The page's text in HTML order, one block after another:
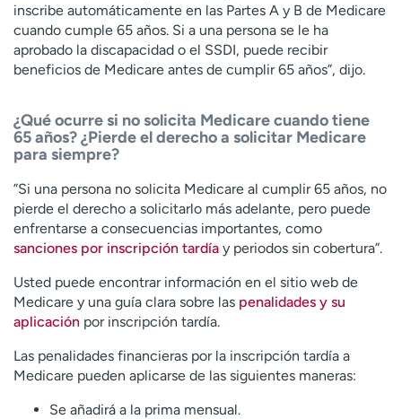
inscribe automáticamente en las Partes A y B de Medicare
cuando cumple 65 años. Si a una persona se le ha
aprobado la discapacidad o el SSDI, puede recibir
beneficios de Medicare antes de cumplir 65 años”, dijo.
¿Qué ocurre si no solicita Medicare cuando tiene
65 años? ¿Pierde el derecho a solicitar Medicare
para siempre?
”Si una persona no solicita Medicare al cumplir 65 años, no
pierde el derecho a solicitarlo más adelante, pero puede
enfrentarse a consecuencias importantes, como
sanciones por inscripción tardía y periodos sin cobertura”.
Usted puede encontrar información en el sitio web de
Medicare y una guía clara sobre las penalidades y su
aplicación por inscripción tardía.
Las penalidades financieras por la inscripción tardía a
Medicare pueden aplicarse de las siguientes maneras:
Se añadirá a la prima mensual.